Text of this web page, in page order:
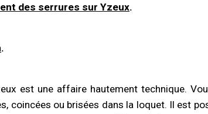
des serrures sur Yzeux.
.
est une affaire hautement technique.
coincées ou brisées dans la loquet. Il est